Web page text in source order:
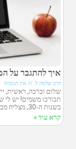
איך להתגבר על
הרב שלמה ל. אין תגובות
שלום וברכה, ראשית,
תבורכו משמים! יש לי
בשנות ה-30, מצליח מבחינה חברתית, רוחנית וכלכלית. ב"ה גם
קרא עוד »